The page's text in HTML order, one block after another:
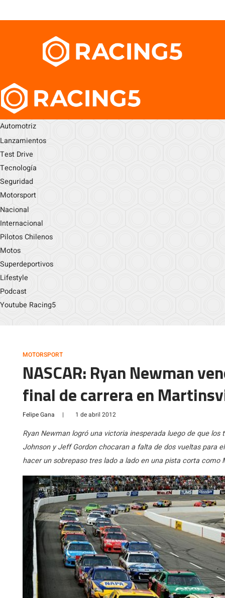
Automotriz
Lanzamientos
Test Drive
Tecnología
Seguridad
Motorsport
Nacional
Internacional
Pilotos Chilenos
Motos
Superdeportivos
Lifestyle
Podcast
Youtube Racing5
MOTORSPORT
NASCAR: Ryan Newman
final de carrera en
Felipe Gana | 1 de abril 2012
Ryan Newman logró una victoria inesperada luego de que
Johnson y Jeff Gordon chocaran a falta de dos vueltas para
hacer un sobrepaso tres lado a lado en una pista corta como